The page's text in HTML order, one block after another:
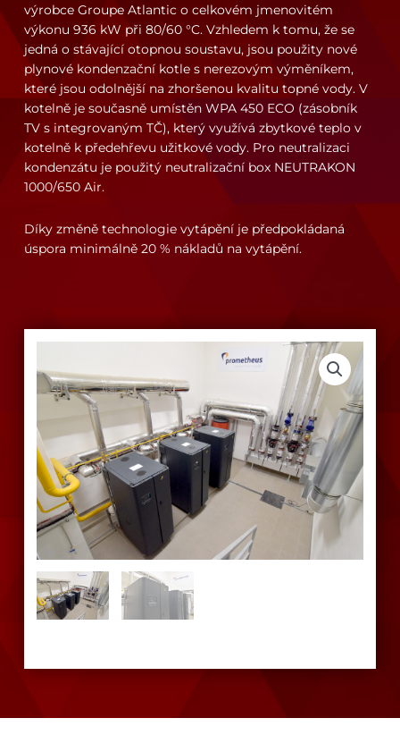
výrobce Groupe Atlantic o celkovém jmenovitém
výkonu 936 kW při 80/60 °C. Vzhledem k tomu, že se
jedná o stávající otopnou soustavu, jsou použity nové
plynové kondenzační kotle s nerezovým výměníkem,
které jsou odolnější na zhoršenou kvalitu topné vody. V
kotelně je současně umístěn WPA 450 ECO (zásobník
TV s integrovaným TČ), který využívá zbytkové teplo v
kotelně k předehřevu užitkové vody. Pro neutralizaci
kondenzátu je použitý neutralizační box NEUTRAKON
1000/650 Air.
Díky změně technologie vytápění je předpokládaná
úspora minimálně 20 % nákladů na vytápění.